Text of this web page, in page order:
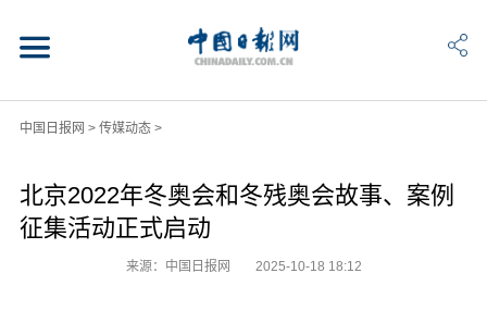
中国日报网 > 传媒动态>
北京2022年冬奥会和冬残奥会故事、案例
征集活动正式启动
来源：中国日报网 2025-10-18 18:12